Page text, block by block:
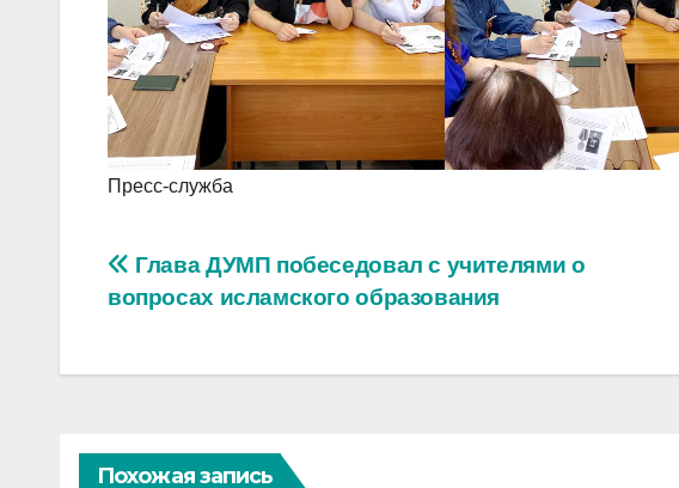
Пресс-служба
Навигация
по
записям
Глава ДУМП побеседовал с учителями о
вопросах исламского образования
Похожая запись